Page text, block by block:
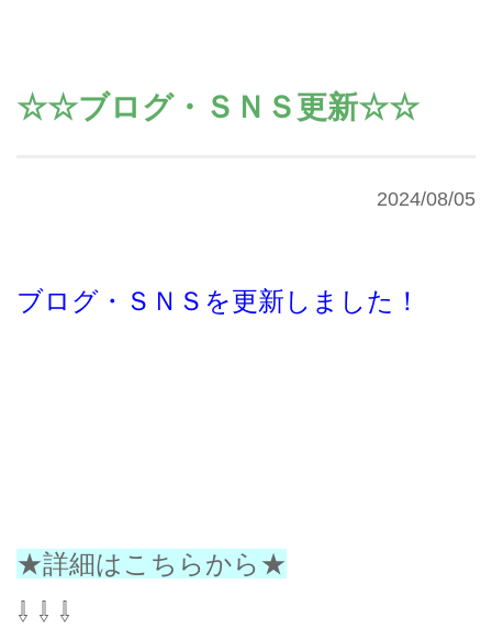
☆☆ブログ・ＳＮＳ更新☆☆
2024/08/05
ブログ・ＳＮＳを更新しました！
★詳細はこちらから★
⇩ ⇩ ⇩